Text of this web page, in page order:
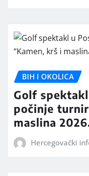
BIH I OKOLICA
Golf
počinje
maslina
Hercegovački